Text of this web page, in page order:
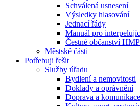
Schválená usnesení
Výsledky hlasování
Jednací řády
Manuál pro
Čestné občanství HMP
Městské části
Potřebuji řešit
Služby úřadu
Bydlení a nemovitosti
Doklady a oprávnění
Doprava a komunikace